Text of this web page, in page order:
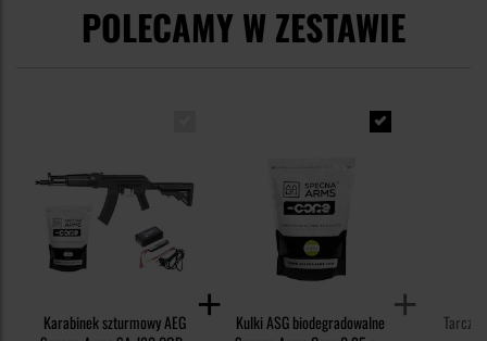
POLECAMY W ZESTAWIE
Karabinek szturmowy AEG
Kulki ASG biodegradowalne
Tarcze